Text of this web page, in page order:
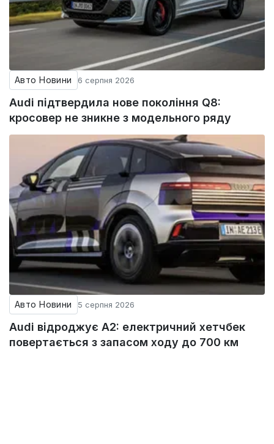
Авто Новини 6 серпня 2026
Audi підтвердила нове покоління Q8:
кросовер не зникне з модельного ряду
Авто Новини 5 серпня 2026
Audi відроджує A2: електричний хетчбек
повертається з запасом ходу до 700 км